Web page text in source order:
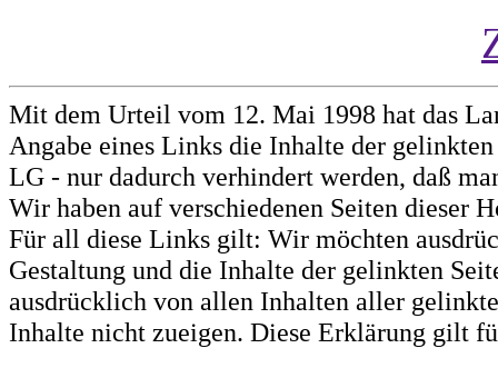
Mit dem Urteil vom 12. Mai 1998 hat das
Angabe eines Links die Inhalte der
LG - nur dadurch verhindert werden, daß
Wir haben auf verschiedenen Seiten dieser
Für all diese Links gilt: Wir möchten
Gestaltung und die Inhalte der gelinkten
ausdrücklich von allen Inhalten aller
Inhalte nicht zueigen. Diese Erklärung gilt